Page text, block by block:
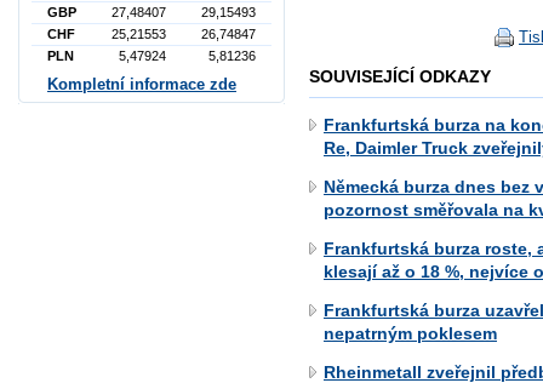
SOUVISEJÍCÍ ODKAZY
Frankfurtská burza na
Re, Daimler Truck
Německá burza dnes bez
pozornost směřovala na
Frankfurtská burza roste,
klesají až o 18 %, nejvíce
Frankfurtská burza
nepatrným poklesem
Rheinmetall zveřejnil
GBP
27,48407
29,15493
CHF
25,21553
26,74847
PLN
5,47924 5,81236
Kompletní informace zde